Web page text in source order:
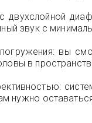
звук с
вы
в
нужно